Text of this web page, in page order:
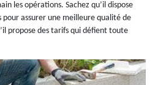
les opérations. Sachez qu’il dispose
pour assurer une meilleure qualité de
propose des tarifs qui défient toute